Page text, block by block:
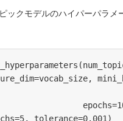
ックモデルのハイパーパラメ